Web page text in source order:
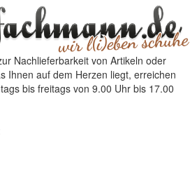
Nachlieferbarkeit von Artikeln oder
Ihnen auf dem Herzen liegt, erreichen
bis freitags von 9.00 Uhr bis 17.00